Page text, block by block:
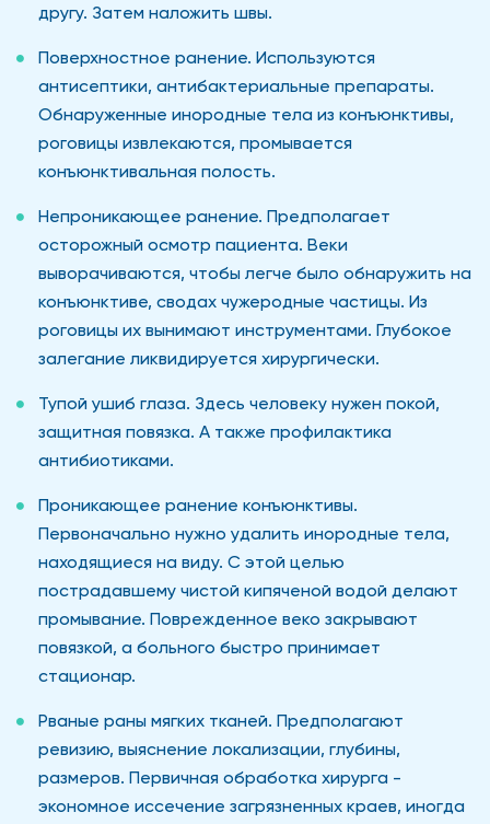
другу. Затем наложить швы.
Поверхностное ранение. Используются
антисептики, антибактериальные препараты.
Обнаруженные инородные тела из конъюнктивы,
роговицы извлекаются, промывается
конъюнктивальная полость.
Непроникающее ранение. Предполагает
осторожный осмотр пациента. Веки
выворачиваются, чтобы легче было обнаружить на
конъюнктиве, сводах чужеродные частицы. Из
роговицы их вынимают инструментами. Глубокое
залегание ликвидируется хирургически.
Тупой ушиб глаза. Здесь человеку нужен покой,
защитная повязка. А также профилактика
антибиотиками.
Проникающее ранение конъюнктивы.
Первоначально нужно удалить инородные тела,
находящиеся на виду. С этой целью
пострадавшему чистой кипяченой водой делают
промывание. Поврежденное веко закрывают
повязкой, а больного быстро принимает
стационар.
Рваные раны мягких тканей. Предполагают
ревизию, выяснение локализации, глубины,
размеров. Первичная обработка хирурга -
экономное иссечение загрязненных краев, иногда